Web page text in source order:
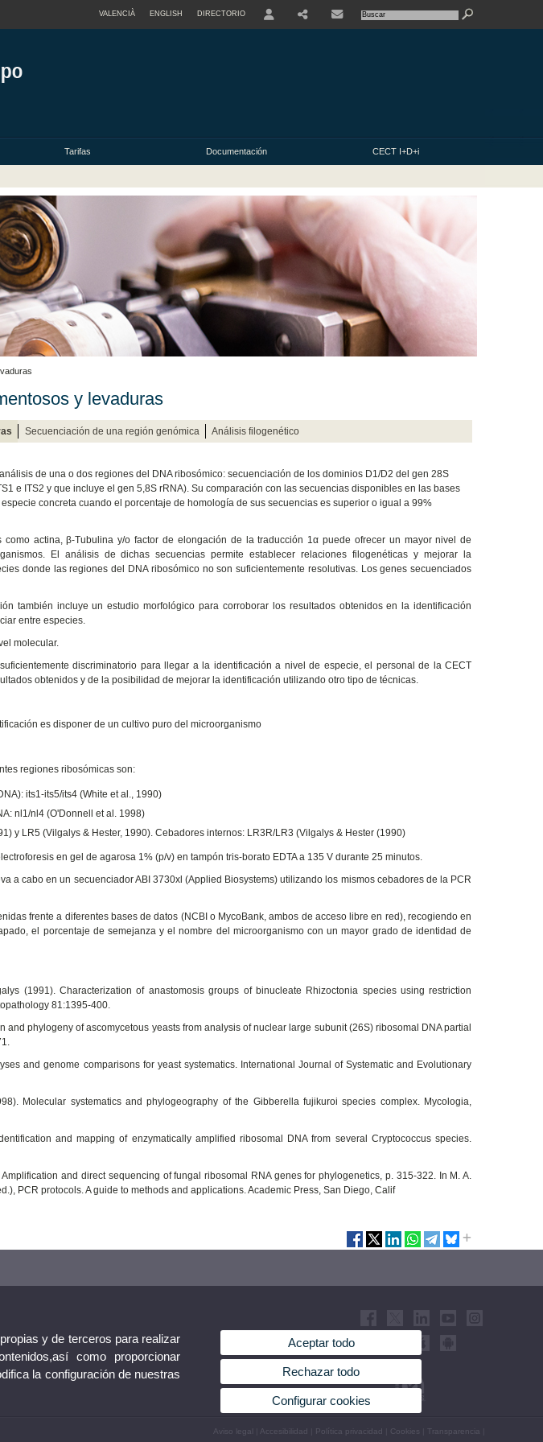
VALENCIÀ ENGLISH DIRECTORIO
Tarifas Documentación CECT I+D+i
y levaduras
Secuenciación de una región genómica Análisis filogenético
de una o dos regiones del DNA ribosómico: secuenciación de los dominios D1/D2 del gen 28S
e ITS2 y que incluye el gen 5,8S rRNA). Su comparación con las secuencias disponibles en las bases
concreta cuando el porcentaje de homología de sus secuencias es superior o igual a 99%
actina, β-Tubulina y/o factor de elongación de la traducción 1α puede ofrecer un mayor nivel de
El análisis de dichas secuencias permite establecer relaciones filogenéticas y mejorar la
donde las regiones del DNA ribosómico no son suficientemente resolutivas. Los genes secuenciados
también incluye un estudio morfológico para corroborar los resultados obtenidos en la identificación
entre especies.
molecular.
discriminatorio para llegar a la identificación a nivel de especie, el personal de la CECT
obtenidos y de la posibilidad de mejorar la identificación utilizando otro tipo de técnicas.
es disponer de un cultivo puro del microorganismo
regiones ribosómicas son:
its1-its5/its4 (White et al., 1990)
nl1/nl4 (O'Donnell et al. 1998)
y LR5 (Vilgalys & Hester, 1990). Cebadores internos: LR3R/LR3 (Vilgalys & Hester (1990)
en gel de agarosa 1% (p/v) en tampón tris-borato EDTA a 135 V durante 25 minutos.
a cabo en un secuenciador ABI 3730xl (Applied Biosystems) utilizando los mismos cebadores de la PCR
frente a diferentes bases de datos (NCBI o MycoBank, ambos de acceso libre en red), recogiendo en
el porcentaje de semejanza y el nombre del microorganismo con un mayor grado de identidad de
(1991). Characterization of anastomosis groups of binucleate Rhizoctonia species using restriction
81:1395-400.
and phylogeny of ascomycetous yeasts from analysis of nuclear large subunit (26S) ribosomal DNA partial
and genome comparisons for yeast systematics. International Journal of Systematic and Evolutionary
Molecular systematics and phylogeography of the Gibberella fujikuroi species complex. Mycologia,
and mapping of enzymatically amplified ribosomal DNA from several Cryptococcus species.
and direct sequencing of fungal ribosomal RNA genes for phylogenetics, p. 315-322. In M. A.
PCR protocols. A guide to methods and applications. Academic Press, San Diego, Calif
Aviso legal Accesibilidad Política privacidad Cookies Transparencia
y de terceros para realizar
como proporcionar
la configuración de nuestras
Aceptar todo
Rechazar todo
Configurar cookies